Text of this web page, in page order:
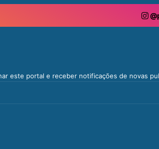
este portal e receber notificações de novas